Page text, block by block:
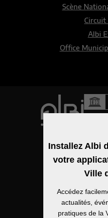
Scène
Circuit
Albi
Office
Politique de
Installez Albi
votre
Ville
Accédez
actualités,
pratiques de la